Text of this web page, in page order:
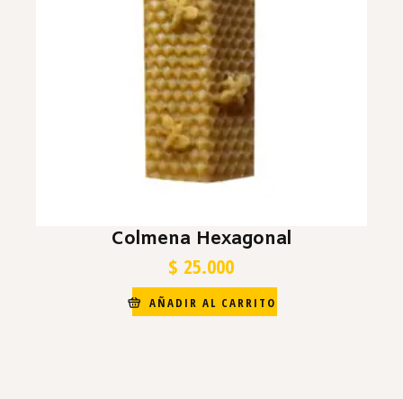
Colmena Hexagonal
$ 25.000
AÑADIR AL CARRITO